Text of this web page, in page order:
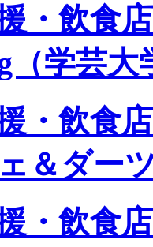
・飲食
（学芸
援・飲食
＆ダー
・飲食